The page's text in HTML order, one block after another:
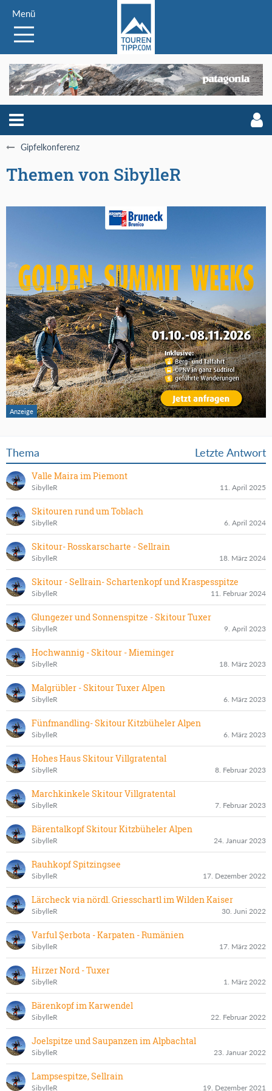
Menü
Gipfelkonferenz
Themen von SibylleR
Thema Letzte Antwort
Valle Maira im Piemont
SibylleR 11. April 2025
Skitouren rund um Toblach
SibylleR 6. April 2024
Skitour- Rosskarscharte - Sellrain
SibylleR 18. März 2024
Skitour - Sellrain- Schartenkopf und Kraspesspitze
SibylleR 11. Februar 2024
Glungezer und Sonnenspitze - Skitour Tuxer
SibylleR 9. April 2023
Hochwannig - Skitour - Mieminger
SibylleR 18. März 2023
Malgrübler - Skitour Tuxer Alpen
SibylleR 6. März 2023
Fünfmandling- Skitour Kitzbüheler Alpen
SibylleR 6. März 2023
Hohes Haus Skitour Villgratental
SibylleR 8. Februar 2023
Marchkinkele Skitour Villgratental
SibylleR 7. Februar 2023
Bärentalkopf Skitour Kitzbüheler Alpen
SibylleR 24. Januar 2023
Rauhkopf Spitzingsee
SibylleR 17. Dezember 2022
Lärcheck via nördl. Griesschartl im Wilden Kaiser
SibylleR 30. Juni 2022
Varful Şerbota - Karpaten - Rumänien
SibylleR 17. März 2022
Hirzer Nord - Tuxer
SibylleR 1. März 2022
Bärenkopf im Karwendel
SibylleR 22. Februar 2022
Joelspitze und Saupanzen im Alpbachtal
SibylleR 23. Januar 2022
Lampsespitze, Sellrain
SibylleR 19. Dezember 2021